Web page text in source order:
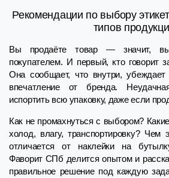
Рекомендации по выбору
типов
Вы продаёте товар — значит,
покупателем. И первый, кто говорит
Она сообщает, что внутри, убеждает
впечатление от бренда.
испортить всю упаковку, даже если
Как не промахнуться с выбором?
холод, влагу, транспортировку? Чем
отличается от наклейки на
Фаворит СПб делится опытом и
правильное решение под каждую